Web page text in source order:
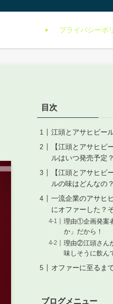
プライバシーポ
目次
江頭とアサヒビー
【江頭とアサヒビ
ルはいつ発売予定
【江頭とアサヒビ
ルの味はどんなの？
一流企業のアサヒ
にオファーした
理由①企画発案
か」だから！
理由②江頭さん
味しそうに飲ん
オファーに至るま
ブログメニュー